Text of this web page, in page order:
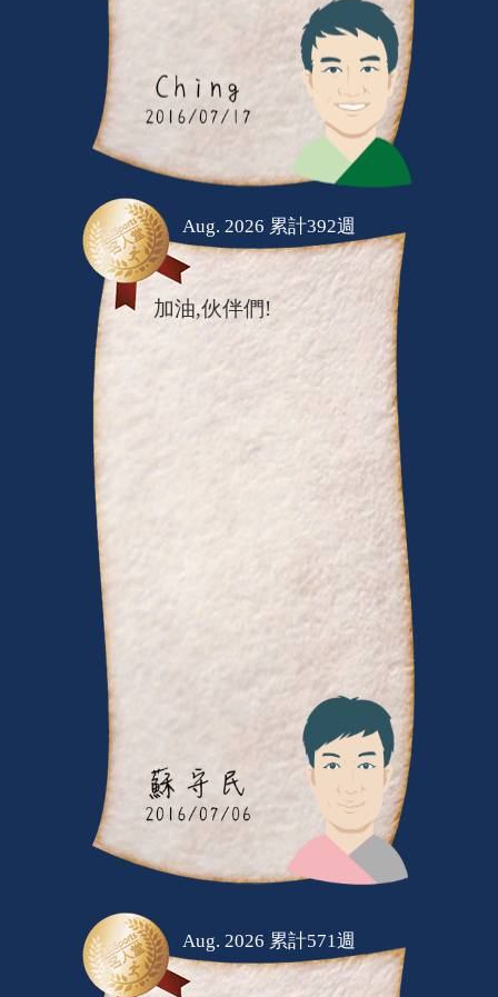
Aug. 2026 累計392週
加油,伙伴們!
Aug. 2026 累計571週